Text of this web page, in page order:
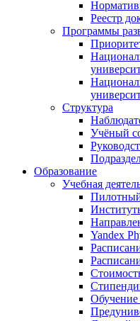
Реестр
Программы
Структура
Учёный
Образование
Учебная
Yandex
Обучение